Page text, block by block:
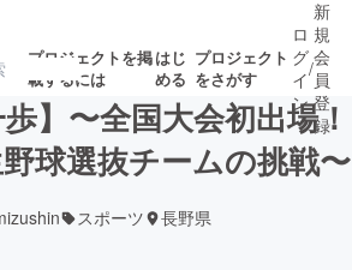
プロジェクトを掲
載するには
はじ
める
プロジェクト
をさがす
クト
ロジェクト
ロ
グ
イ
ン
/
新
規
会
員
登
録
歩】〜全国大会初出場！
球選抜チームの挑戦〜
スポーツ 長野県